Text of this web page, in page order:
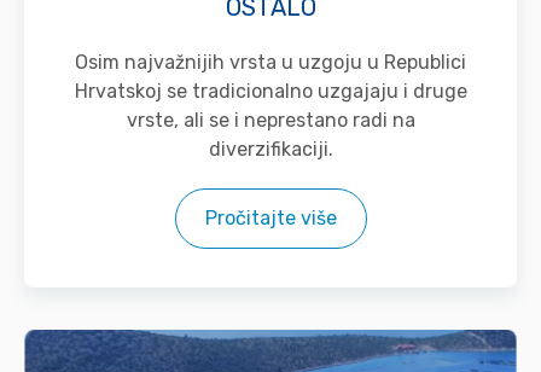
OSTALO
Osim najvažnijih vrsta u uzgoju u Republici
Hrvatskoj se tradicionalno uzgajaju i druge
vrste, ali se i neprestano radi na
diverzifikaciji.
Pročitajte više